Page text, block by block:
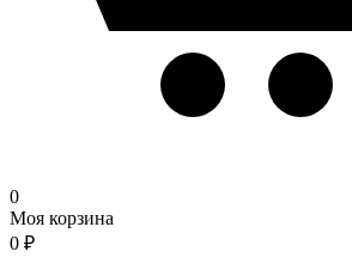
0
Моя корзина
0 ₽